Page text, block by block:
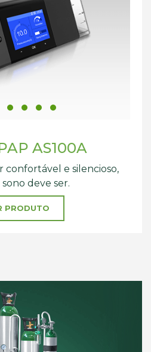
AS100A
confortável e silencioso,
deve ser.
PRODUTO